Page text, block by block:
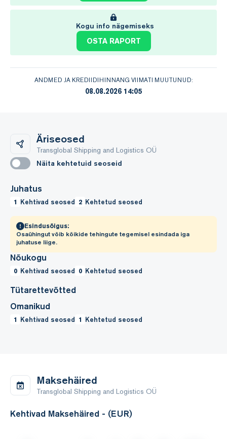
Kogu info nägemiseks
OSTA RAPORT
ANDMED JA KREDIIDIHINNANG VIIMATI MUUTUNUD:
08.08.2026 14:05
Äriseosed
Transglobal Shipping and Logistics OÜ
Näita kehtetuid seoseid
Juhatus
1 Kehtivad seosed 2 Kehtetud seosed
Esindusõigus:
Osaühingut võib kõikide tehingute tegemisel esindada iga
juhatuse liige.
Nõukogu
0 Kehtivad seosed 0 Kehtetud seosed
Tütarettevõtted
Omanikud
1 Kehtivad seosed 1 Kehtetud seosed
Maksehäired
Transglobal Shipping and Logistics OÜ
Kehtivad Maksehäired - (EUR)